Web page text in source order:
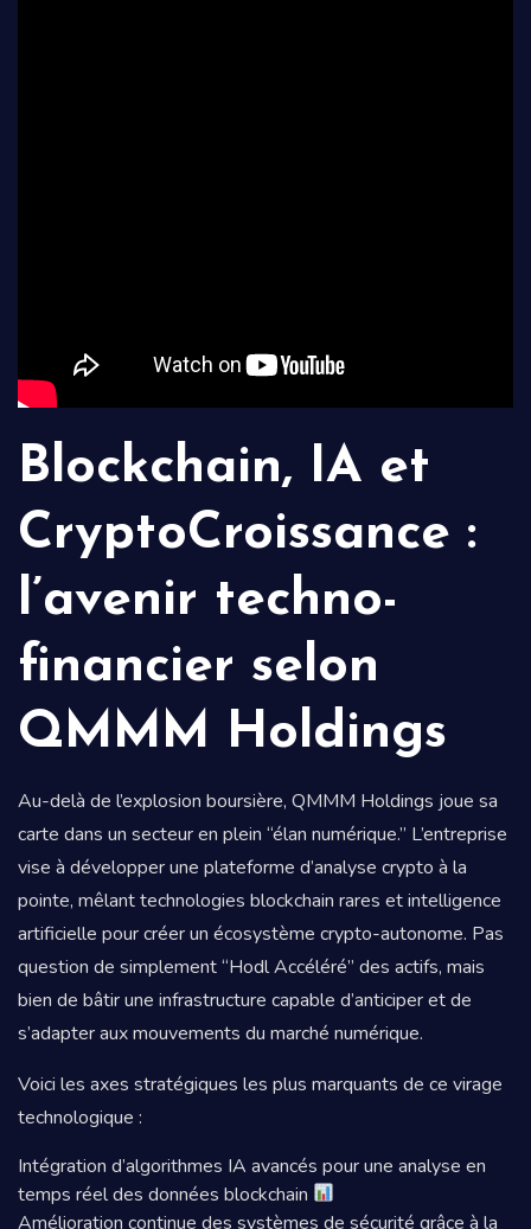
Blockchain, IA et
CryptoCroissance :
l’avenir techno-
financier selon
QMMM Holdings
Au-delà de l’explosion boursière, QMMM Holdings joue sa
carte dans un secteur en plein “élan numérique.” L’entreprise
vise à développer une plateforme d’analyse crypto à la
pointe, mêlant technologies blockchain rares et intelligence
artificielle pour créer un écosystème crypto-autonome. Pas
question de simplement “Hodl Accéléré” des actifs, mais
bien de bâtir une infrastructure capable d’anticiper et de
s’adapter aux mouvements du marché numérique.
Voici les axes stratégiques les plus marquants de ce virage
technologique :
Intégration d’algorithmes IA avancés pour une analyse en
temps réel des données blockchain
Amélioration continue des systèmes de sécurité grâce à la